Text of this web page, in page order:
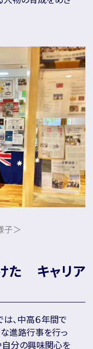
子＞
た キャリア
、中高６年間で
進路行事を行っ
自分の興味関心を